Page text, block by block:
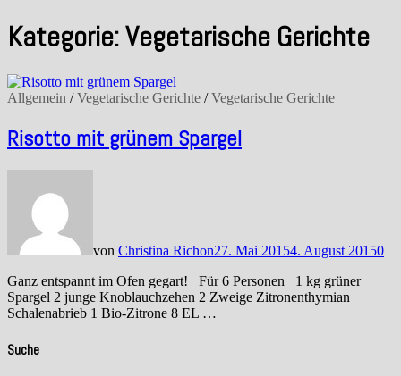
Kategorie:Vegetarische Gerichte
Allgemein /Vegetarische Gerichte /Vegetarische Gerichte
Risotto mit grünem Spargel
von Christina Richon27. Mai 20154. August 20150
Ganz entspannt im Ofen gegart! Für 6 Personen 1 kg grüner
Spargel 2 junge Knoblauchzehen 2 Zweige Zitronenthymian
Schalenabrieb 1 Bio-Zitrone 8 EL …
Suche